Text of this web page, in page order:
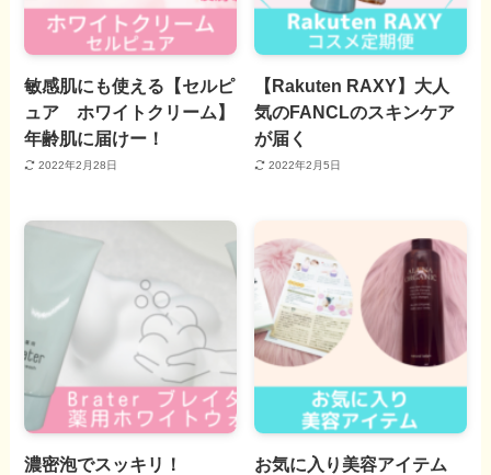
敏感肌にも使える【セルピ
ュア ホワイトクリーム】
年齢肌に届けー！
2022年2月28日
【Rakuten RAXY】大人
気のFANCLのスキンケア
が届く
2022年2月5日
濃密泡でスッキリ！
お気に入り美容アイテム